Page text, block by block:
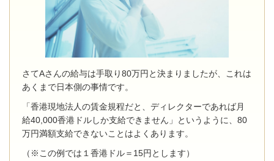
さてAさんの給与は手取り80万円と決まりましたが、これは
あくまで日本側の事情です。
「香港現地法人の賃金規程だと、ディレクターであれば月
給40,000香港ドルしか支給できません」というように、80
万円満額支給できないことはよくあります。
（※この例では１香港ドル＝15円とします）